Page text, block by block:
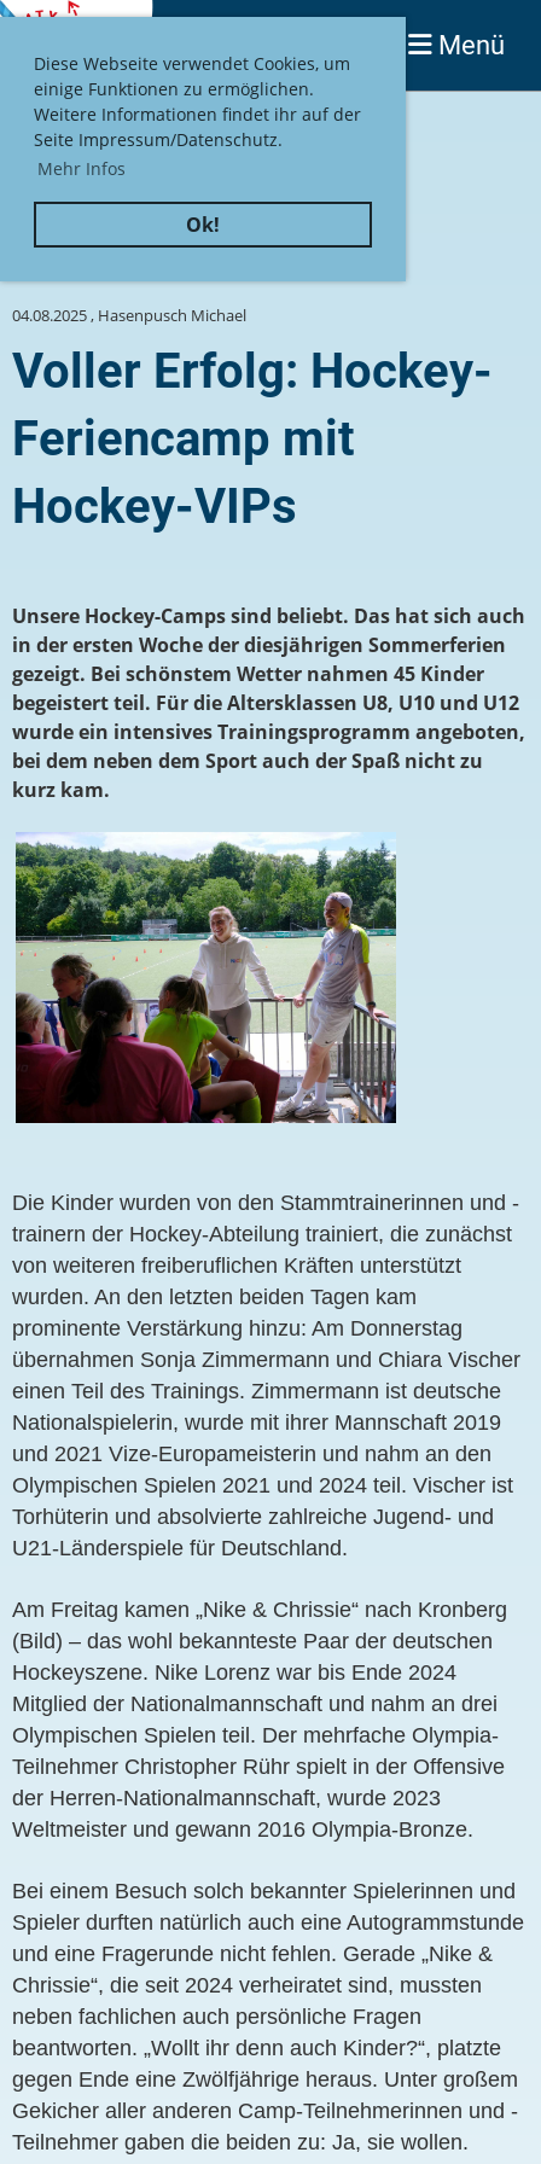
Diese Webseite verwendet Cookies, um
einige Funktionen zu ermöglichen.
Weitere Informationen findet ihr auf der
Seite Impressum/Datenschutz.
Mehr Infos
Ok!
Menü
Zurück
04.08.2025, Hasenpusch Michael
Voller Erfolg: Hockey-
Feriencamp mit
Hockey-VIPs
Unsere Hockey-Camps sind beliebt. Das hat sich auch
in der ersten Woche der diesjährigen Sommerferien
gezeigt. Bei schönstem Wetter nahmen 45 Kinder
begeistert teil. Für die Altersklassen U8, U10 und U12
wurde ein intensives Trainingsprogramm angeboten,
bei dem neben dem Sport auch der Spaß nicht zu
kurz kam.
Die Kinder wurden von den Stammtrainerinnen und -
trainern der Hockey-Abteilung trainiert, die zunächst
von weiteren freiberuflichen Kräften unterstützt
wurden. An den letzten beiden Tagen kam
prominente Verstärkung hinzu: Am Donnerstag
übernahmen Sonja Zimmermann und Chiara Vischer
einen Teil des Trainings. Zimmermann ist deutsche
Nationalspielerin, wurde mit ihrer Mannschaft 2019
und 2021 Vize-Europameisterin und nahm an den
Olympischen Spielen 2021 und 2024 teil. Vischer ist
Torhüterin und absolvierte zahlreiche Jugend- und
U21-Länderspiele für Deutschland.
Am Freitag kamen „Nike & Chrissie“ nach Kronberg
(Bild) – das wohl bekannteste Paar der deutschen
Hockeyszene. Nike Lorenz war bis Ende 2024
Mitglied der Nationalmannschaft und nahm an drei
Olympischen Spielen teil. Der mehrfache Olympia-
Teilnehmer Christopher Rühr spielt in der Offensive
der Herren-Nationalmannschaft, wurde 2023
Weltmeister und gewann 2016 Olympia-Bronze.
Bei einem Besuch solch bekannter Spielerinnen und
Spieler durften natürlich auch eine Autogrammstunde
und eine Fragerunde nicht fehlen. Gerade „Nike &
Chrissie“, die seit 2024 verheiratet sind, mussten
neben fachlichen auch persönliche Fragen
beantworten. „Wollt ihr denn auch Kinder?“, platzte
gegen Ende eine Zwölfjährige heraus. Unter großem
Gekicher aller anderen Camp-Teilnehmerinnen und -
Teilnehmer gaben die beiden zu: Ja, sie wollen.